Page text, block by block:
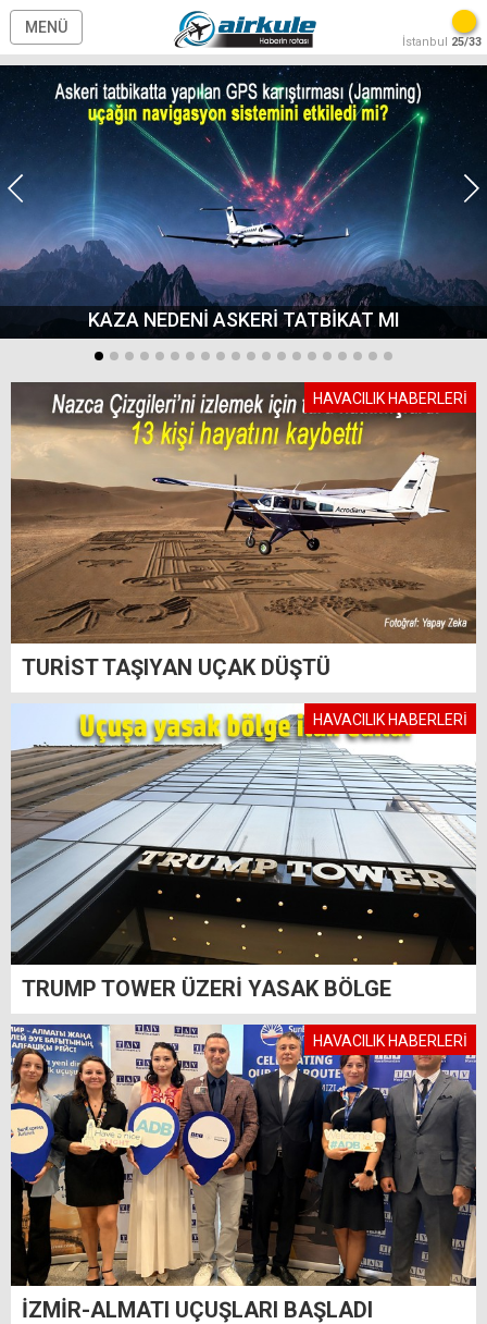
MENÜ
İstanbul 25/33
KAZA NEDENİ ASKERİ TATBİKAT MI
HAVACILIK HABERLERİ
TURİST TAŞIYAN UÇAK DÜŞTÜ
HAVACILIK HABERLERİ
TRUMP TOWER ÜZERİ YASAK BÖLGE
HAVACILIK HABERLERİ
İZMİR-ALMATI UÇUŞLARI BAŞLADI